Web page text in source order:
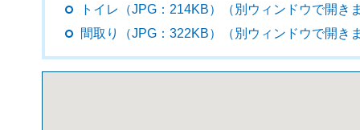
トイレ（JPG：214KB）（別ウィンドウで開きま
間取り（JPG：322KB）（別ウィンドウで開きま